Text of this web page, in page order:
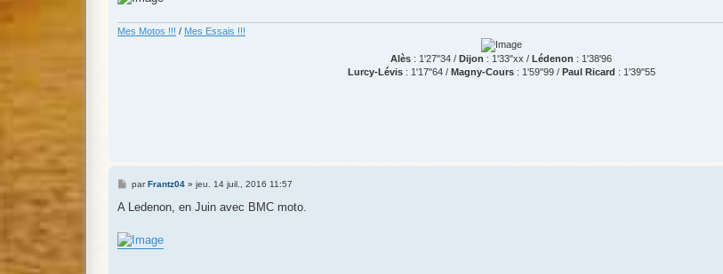
Mes Motos !!! / Mes Essais !!!
Alès : 1'27"34 / Dijon : 1'33"xx / Lédenon : 1'38'96
Lurcy-Lévis: 1'17"64 / Magny-Cours: 1'59"99 / Paul Ricard : 1'39"55
M
s
g
e
parFrantz04» jeu. 14 juil., 2016 11:57
A Ledenon, en Juin avec BMC moto.